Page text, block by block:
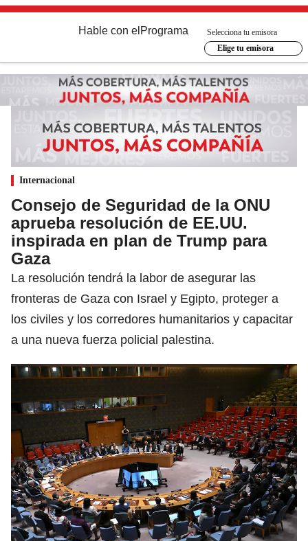
Hable con el Programa
Selecciona tu emisora
Elige tu emisora
Internacional
Consejo de Seguridad de la ONU
aprueba resolución de EE.UU.
inspirada en plan de Trump para
Gaza
La resolución tendrá la labor de asegurar las
fronteras de Gaza con Israel y Egipto, proteger a
los civiles y los corredores humanitarios y capacitar
a una nueva fuerza policial palestina.